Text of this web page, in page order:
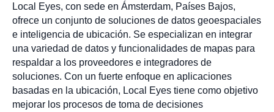
Local Eyes, con sede en Ámsterdam, Países Bajos,
ofrece un conjunto de soluciones de datos geoespaciales
e inteligencia de ubicación. Se especializan en integrar
una variedad de datos y funcionalidades de mapas para
respaldar a los proveedores e integradores de
soluciones. Con un fuerte enfoque en aplicaciones
basadas en la ubicación, Local Eyes tiene como objetivo
mejorar los procesos de toma de decisiones